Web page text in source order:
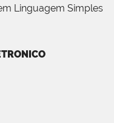
Linguagem Simples